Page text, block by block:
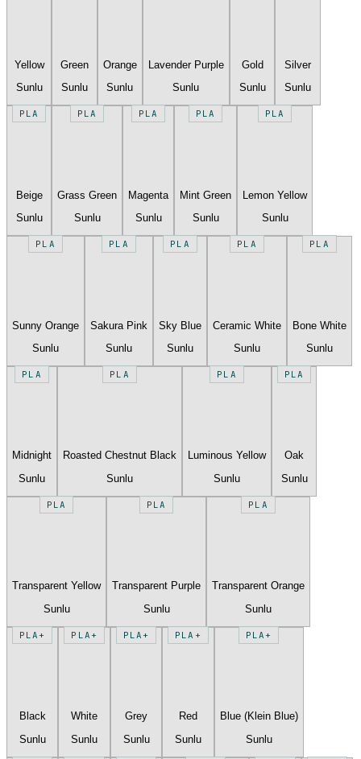
Yellow
Sunlu
Green
Sunlu
Orange
Sunlu
Lavender Purple
Sunlu
Gold
Sunlu
Silver
Sunlu
PLA
Beige
Sunlu
PLA
Grass Green
Sunlu
PLA
Magenta
Sunlu
PLA
Mint Green
Sunlu
PLA
Lemon Yellow
Sunlu
PLA
Sunny Orange
Sunlu
PLA
Sakura Pink
Sunlu
PLA
Sky Blue
Sunlu
PLA
Ceramic White
Sunlu
PLA
Bone White
Sunlu
PLA
Midnight
Sunlu
PLA
Roasted Chestnut Black
Sunlu
PLA
Luminous Yellow
Sunlu
PLA
Oak
Sunlu
PLA
Transparent Yellow
Sunlu
PLA
Transparent Purple
Sunlu
PLA
Transparent Orange
Sunlu
PLA+
Black
Sunlu
PLA+
White
Sunlu
PLA+
Grey
Sunlu
PLA+
Red
Sunlu
PLA+
Blue (Klein Blue)
Sunlu